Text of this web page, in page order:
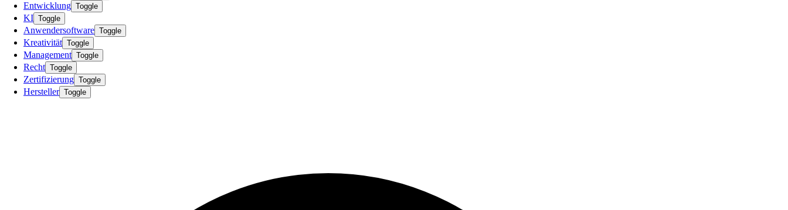
Entwicklung Toggle
KI Toggle
Anwendersoftware Toggle
Kreativität Toggle
Management Toggle
Recht Toggle
Zertifizierung Toggle
Hersteller Toggle